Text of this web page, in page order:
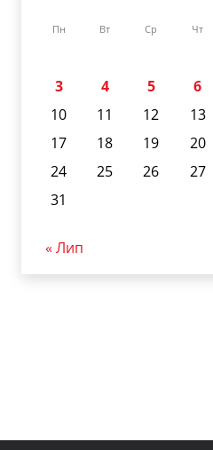
Пн Вт Ср Чт
3
4 5 6
10
11 12 13
17
18 19 20
24
25 26 27
31
« Лип